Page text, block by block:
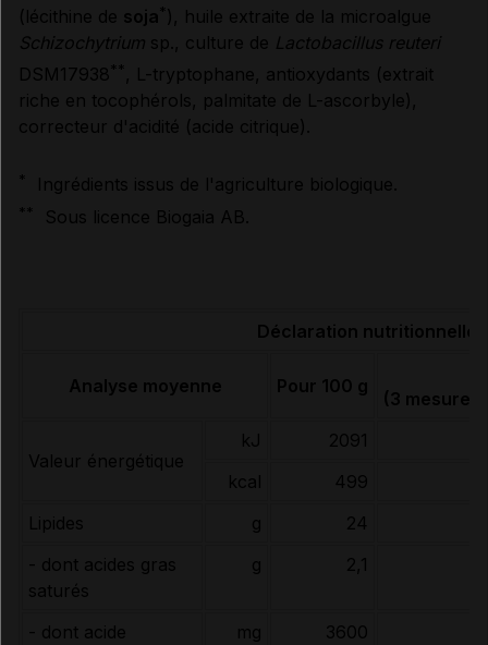
Données administratives
(lécithine de soja * ), huile extraite de la microalgue
Schizochytrium sp., culture de Lactobacillus reuteri
DSM17938 ** , L-tryptophane, antioxydants (extrait
riche en tocophérols, palmitate de L-ascorbyle),
correcteur d'acidité (acide citrique).
* Ingrédients issus de l'agriculture biologique.
** Sous licence Biogaia AB.
Déclaration nutritionnelle
Analyse moyenne Pour 100 g
(3
Valeur énergétique
kJ
2091
kcal
499
Lipides
g
24
- dont acides gras
saturés
g 2,1
- dont acide
mg 3600